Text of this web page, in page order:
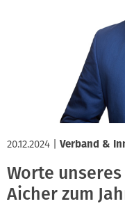
20.12.2024 Verband &
Worte
Aicher zum